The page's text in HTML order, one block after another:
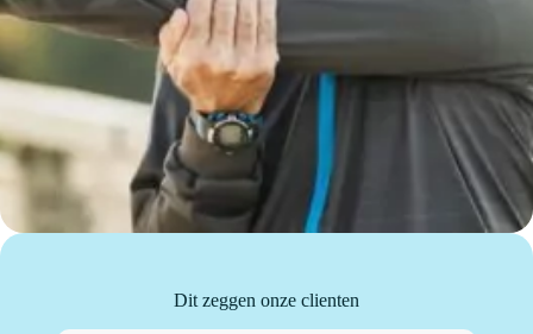
Dit zeggen onze clienten